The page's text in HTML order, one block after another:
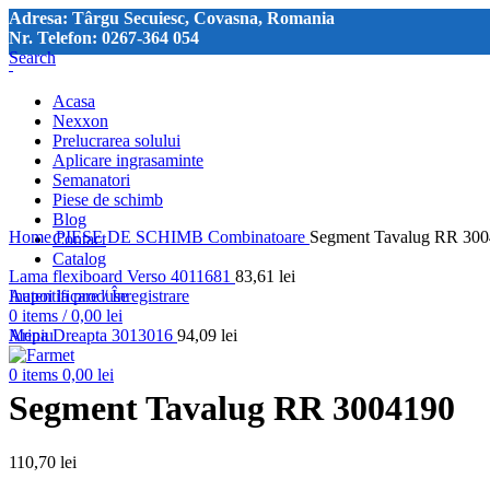
Adresa: Târgu Secuiesc, Covasna, Romania
Nr. Telefon: 0267-364 054
Search
Acasa
Nexxon
Prelucrarea solului
Aplicare ingrasaminte
Semanatori
Piese de schimb
Blog
Contact
Catalog
Autentificare / Înregistrare
0 items / 0,00 lei
Meniu
0 items 0,00 lei
Click pentru a mări imaginea
HomePIESE DE SCHIMB Combinatoare Segment Tavalug RR
Lama flexiboard Verso 4011681 83,61 lei
Inapoi la produse
Aripa Dreapta 3013016 94,09 lei
Segment Tavalug RR 3004190
110,70 lei